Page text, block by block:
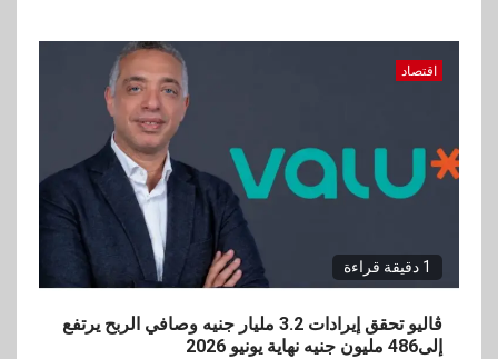
اقتصاد
1 دقيقة قراءة
ڤاليو تحقق إيرادات 3.2 مليار جنيه وصافي الربح يرتفع
إلى486 مليون جنيه نهاية يونيو 2026